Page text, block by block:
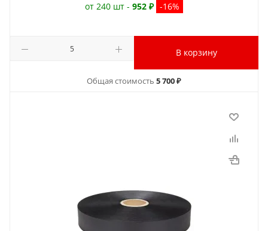
от 240 шт - 952 ₽ -16%
В корзину
Общая стоимость 5 700 ₽